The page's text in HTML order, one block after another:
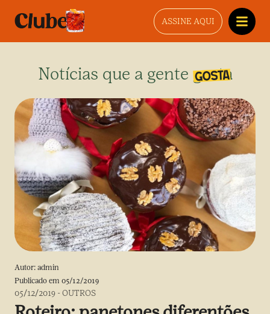
ASSINE AQUI
Notícias que a gente gosta
Autor: admin
Publicado em 05/12/2019
05/12/2019 -OUTROS